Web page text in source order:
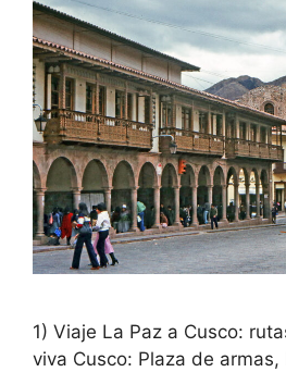
1) Viaje La Paz a Cusco:
viva Cusco: Plaza de armas,